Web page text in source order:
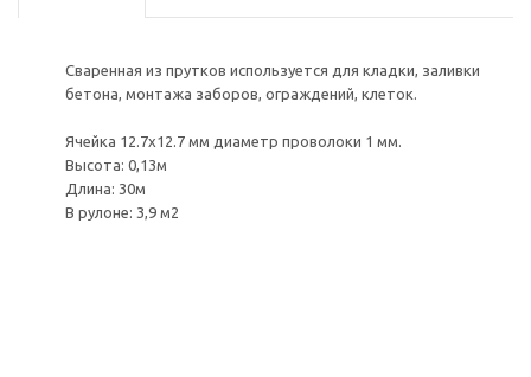
Сваренная из прутков используется для кладки, заливки
бетона, монтажа заборов, ограждений, клеток.
Ячейка 12.7х12.7 мм диаметр проволоки 1 мм.
Высота: 0,13м
Длина: 30м
В рулоне: 3,9 м2